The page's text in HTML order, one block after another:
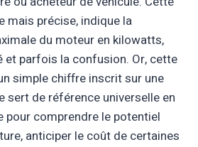
mais précise, indique la
du moteur en kilowatts,
et parfois la confusion. Or, cette
simple chiffre inscrit sur une
sert de référence universelle en
pour comprendre le potentiel
anticiper le coût de certaines